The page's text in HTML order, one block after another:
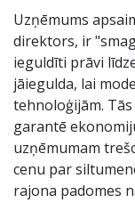
Uzņēmums
direktors, ir
ieguldīti prāvi
jāiegulda, lai
tehnoloģijām.
garantē
uzņēmumam
cenu par
rajona padomes